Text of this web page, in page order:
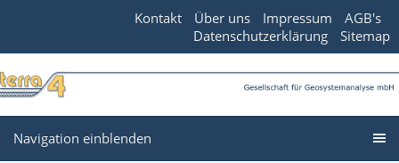
Kontakt Über uns Impressum
AGB's
Datenschutzerklärung
Sitemap
Navigation einblenden